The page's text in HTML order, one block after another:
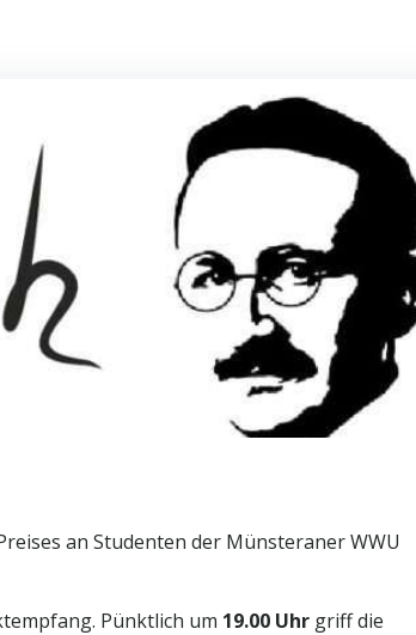
an Studenten der Münsteraner WWU
Pünktlich um 19.00 Uhr griff die